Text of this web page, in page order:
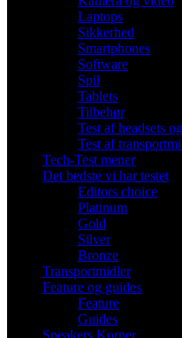
Laptops
Sikkerhed
Smartphones
Software
Spil
Tablets
Tilbehør
Test af headsets
Test af
Tech-Test mener
Det bedste vi har testet
Editors choice
Platinum
Gold
Silver
Bronze
Transportmidler
Feature og guides
Feature
Guides
Speakers Korner